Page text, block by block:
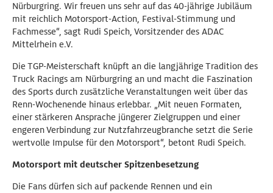
Nürburgring. Wir freuen uns sehr auf das 40-jährige Jubiläum
mit reichlich Motorsport-Action, Festival-Stimmung und
Fachmesse“, sagt Rudi Speich, Vorsitzender des ADAC
Mittelrhein e.V.
Die TGP-Meisterschaft knüpft an die langjährige Tradition des
Truck Racings am Nürburgring an und macht die Faszination
des Sports durch zusätzliche Veranstaltungen weit über das
Renn-Wochenende hinaus erlebbar. „Mit neuen Formaten,
einer stärkeren Ansprache jüngerer Zielgruppen und einer
engeren Verbindung zur Nutzfahrzeugbranche setzt die Serie
wertvolle Impulse für den Motorsport“, betont Rudi Speich.
Motorsport mit deutscher Spitzenbesetzung
Die Fans dürfen sich auf packende Rennen und ein